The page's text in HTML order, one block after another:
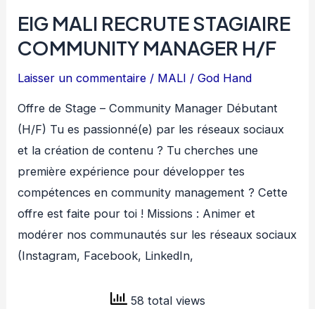
CONTROLEURS
SENIOR
GESTION
H/F
EIG MALI RECRUTE STAGIAIRE
COMMUNITY MANAGER H/F
Laisser un commentaire / MALI /God Hand
Offre de Stage – Community Manager Débutant
(H/F) Tu es passionné(e) par les réseaux sociaux
et la création de contenu ? Tu cherches une
première expérience pour développer tes
compétences en community management ? Cette
offre est faite pour toi ! Missions : Animer et
modérer nos communautés sur les réseaux sociaux
(Instagram, Facebook, LinkedIn,
58 total views